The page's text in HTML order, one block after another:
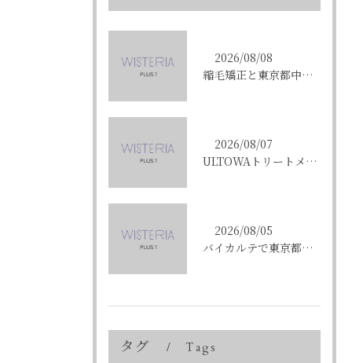
2026/08/08
縮毛矯正と東京都中央区銀座で叶える髪質改善のポイントと理想の仕上がりを徹底解説
2026/08/07
ULTOWAトリートメントで東京都中央区銀座の髪質改善を目指す人への効果と選び方ガイド
2026/08/05
バイカルテで東京都中央区銀座のエイジングケア悩みを解決する方法と正規品選びのポイント
タグ Tags